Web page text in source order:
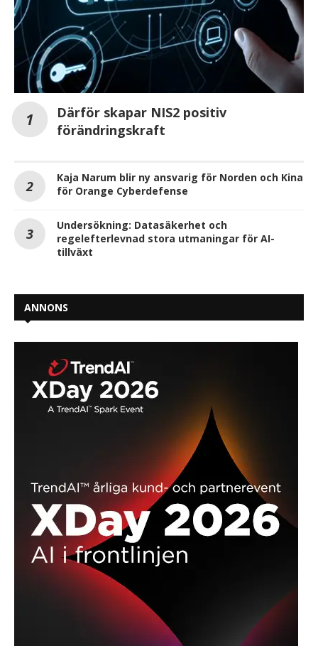
Därför skapar NIS2 positiv
förändringskraft
Kaja Narum blir ny ansvarig för Norden och Kina
för Orange Cyberdefense
Undersökning: Datasäkerhet och
regelefterlevnad stora utmaningar för AI-
tillväxt
ANNONS